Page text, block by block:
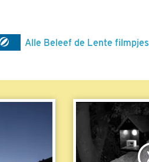
Alle Beleef de Lente filmpjes